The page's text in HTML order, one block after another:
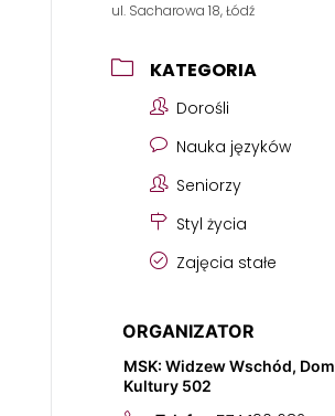
ul. Sacharowa 18, Łódź
KATEGORIA
Dorośli
Nauka języków
Seniorzy
Styl życia
Zajęcia stałe
ORGANIZATOR
MSK: Widzew Wschód, Dom
Kultury 502